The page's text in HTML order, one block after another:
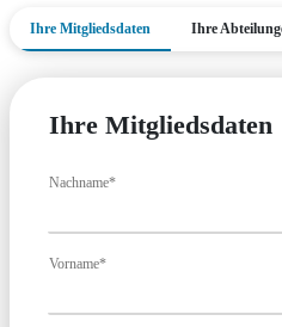
Ihre Mitgliedsdaten Ihre
Ihre Mitgliedsdaten
Nachname*
Vorname*